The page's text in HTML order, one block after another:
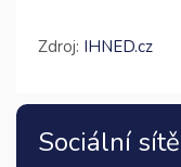
Zdroj: IHNED.cz
Sociální sítě